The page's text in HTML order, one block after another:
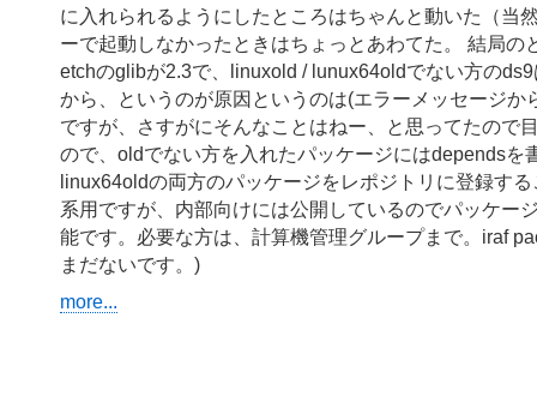
に入れられるようにしたところはちゃんと動いた（当
ーで起動しなかったときはちょっとあわてた。 結局の
etchのglibが2.3で、linuxold / lunux64oldでない方の
から、というのが原因というのは(エラーメッセージか
ですが、さすがにそんなことはねー、と思ってたので
ので、oldでない方を入れたパッケージにはdependsを
linux64oldの両方のパッケージをレポジトリに登録す
系用ですが、内部向けには公開しているのでパッケー
能です。必要な方は、計算機管理グループまで。iraf
まだないです。)
more...